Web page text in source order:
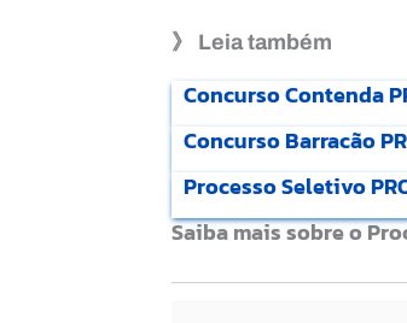
》 Leia também
Concurso Contenda
Concurso Barracão
Processo Seletivo
Saiba mais sobre o